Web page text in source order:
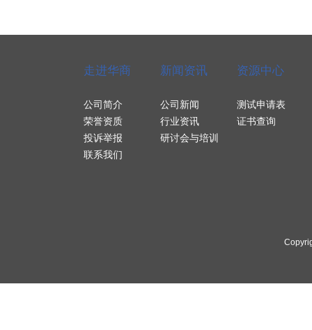
走进华商
公司简介
荣誉资质
投诉举报
联系我们
新闻资讯
公司新闻
行业资讯
研讨会与培训
资源中心
测试申请表
证书查询